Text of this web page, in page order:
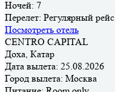
Ночей: 7
Перелет: Регулярный рейс
Посмотреть отель
CENTRO CAPITAL
Доха, Катар
Дата вылета: 25.08.2026
Город вылета: Москва